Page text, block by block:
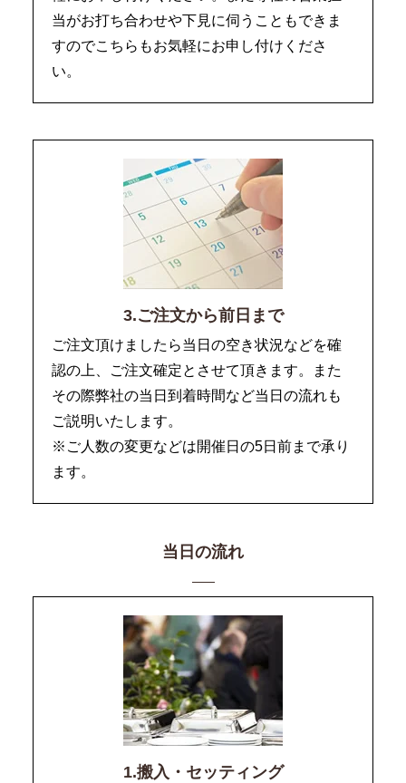
当がお打ち合わせや下見に伺うこともできま
すのでこちらもお気軽にお申し付けくださ
い。
3.ご注文から前日まで
ご注文頂けましたら当日の空き状況などを確
認の上、ご注文確定とさせて頂きます。また
その際弊社の当日到着時間など当日の流れも
ご説明いたします。
※ご人数の変更などは開催日の5日前まで承り
ます。
当日の流れ
1.搬入・セッティング